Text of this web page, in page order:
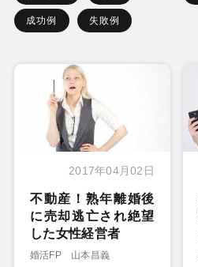
成功例 失敗例
2017年04月02日
不動産！熟年離婚後
に売却逃亡され絶望
した女性経営者
婚活FP 山本昌義